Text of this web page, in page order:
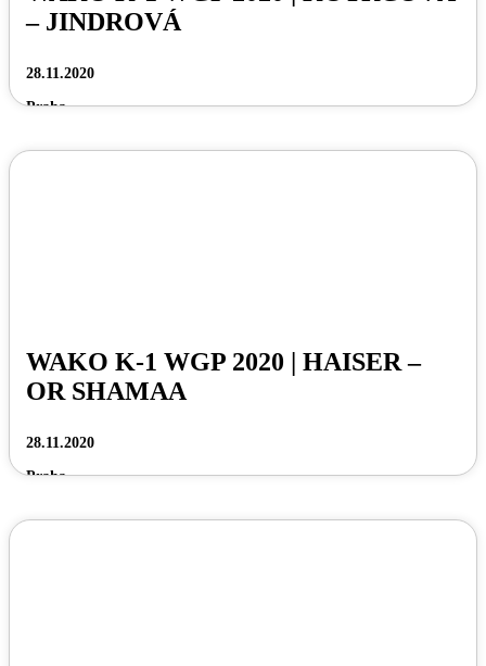
– JINDROVÁ
28.11.2020
Praha
WAKO K-1 WGP 2020 | HAISER –
OR SHAMAA
28.11.2020
Praha